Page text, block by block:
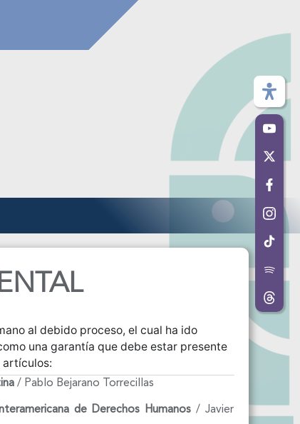
al debido proceso, el cual ha ido
una garantía que debe estar presente
artículos:
/ Pablo Bejarano Torrecillas
de Derechos Humanos/ Javier